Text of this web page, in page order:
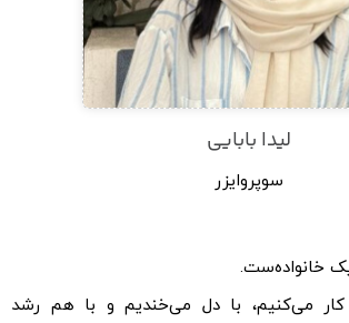
لیدا بابایی
سوپروایزر
خانواده‌ست.
می‌کنیم، با دل می‌خندیم و با هم رشد